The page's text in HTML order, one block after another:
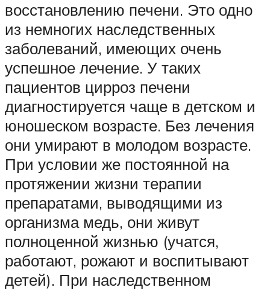
восстановлению печени. Это одно
из немногих наследственных
заболеваний, имеющих очень
успешное лечение. У таких
пациентов цирроз печени
диагностируется чаще в детском и
юношеском возрасте. Без лечения
они умирают в молодом возрасте.
При условии же постоянной на
протяжении жизни терапии
препаратами, выводящими из
организма медь, они живут
полноценной жизнью (учатся,
работают, рожают и воспитывают
детей). При наследственном